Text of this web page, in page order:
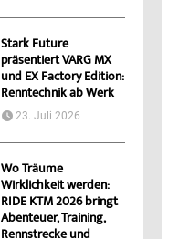
Stark Future
präsentiert VARG MX
und EX Factory Edition:
Renntechnik ab Werk
23. Juli 2026
Wo Träume
Wirklichkeit werden:
RIDE KTM 2026 bringt
Abenteuer, Training,